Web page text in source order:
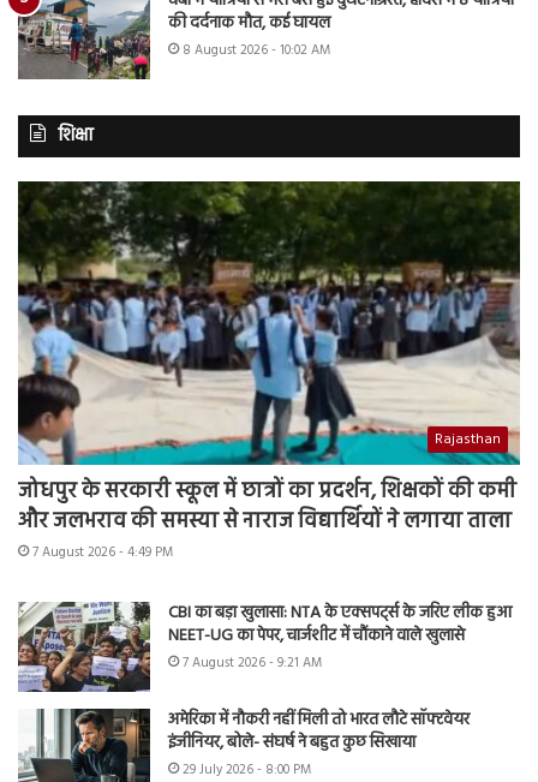
की दर्दनाक मौत, कई घायल
8 August 2026 - 10:02 AM
शिक्षा
Rajasthan
जोधपुर के सरकारी स्कूल में छात्रों का प्रदर्शन, शिक्षकों की कमी
और जलभराव की समस्या से नाराज विद्यार्थियों ने लगाया ताला
7 August 2026 - 4:49 PM
CBI का बड़ा खुलासा: NTA के एक्सपर्ट्स के जरिए लीक हुआ
NEET-UG का पेपर, चार्जशीट में चौंकाने वाले खुलासे
7 August 2026 - 9:21 AM
अमेरिका में नौकरी नहीं मिली तो भारत लौटे सॉफ्टवेयर
इंजीनियर, बोले- संघर्ष ने बहुत कुछ सिखाया
29 July 2026 - 8:00 PM